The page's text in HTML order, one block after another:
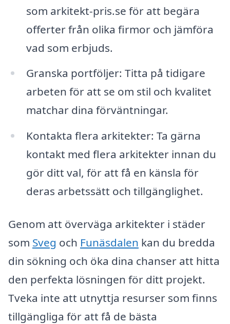
som arkitekt-pris.se för att begära
offerter från olika firmor och jämföra
vad som erbjuds.
Granska portföljer: Titta på tidigare
arbeten för att se om stil och kvalitet
matchar dina förväntningar.
Kontakta flera arkitekter: Ta gärna
kontakt med flera arkitekter innan du
gör ditt val, för att få en känsla för
deras arbetssätt och tillgänglighet.
Genom att överväga arkitekter i städer
som Sveg och Funäsdalen kan du bredda
din sökning och öka dina chanser att hitta
den perfekta lösningen för ditt projekt.
Tveka inte att utnyttja resurser som finns
tillgängliga för att få de bästa